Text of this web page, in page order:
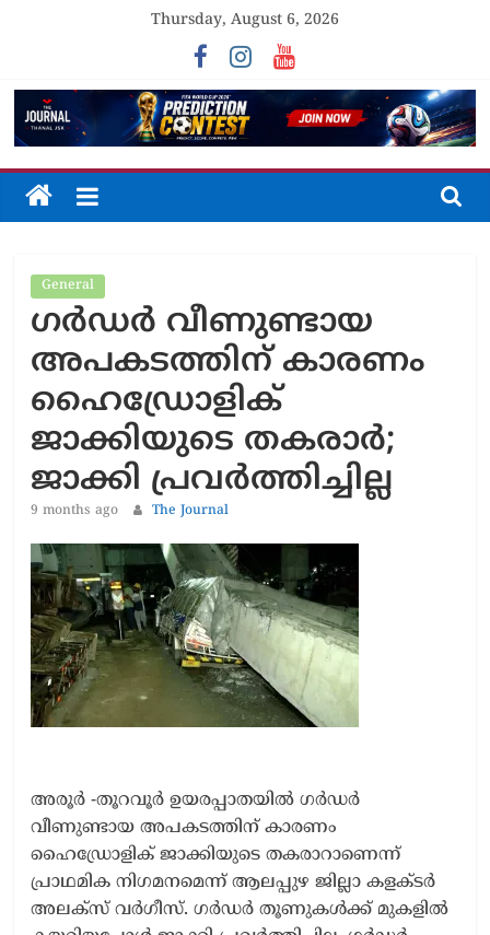
Thursday, August 6, 2026
The
Unfolding
The
General
ഗർഡർ വീണുണ്ടായ
അപകടത്തിന് കാരണം
ഹൈഡ്രോളിക്
ജാക്കിയുടെ തകരാർ;
ജാക്കി പ്രവർത്തിച്ചില്ല
9 months ago The Journal
അരൂർ -തൂറവൂർ ഉയരപ്പാതയിൽ ഗർഡർ
വീണുണ്ടായ അപകടത്തിന് കാരണം
ഹൈഡ്രോളിക് ജാക്കിയുടെ തകരാറാണെന്ന്
പ്രാഥമിക നിഗമനമെന്ന് ആലപ്പുഴ ജില്ലാ കളക്ടർ
അലക്സ് വർഗീസ്. ഗർഡർ തൂണുകൾക്ക് മുകളിൽ